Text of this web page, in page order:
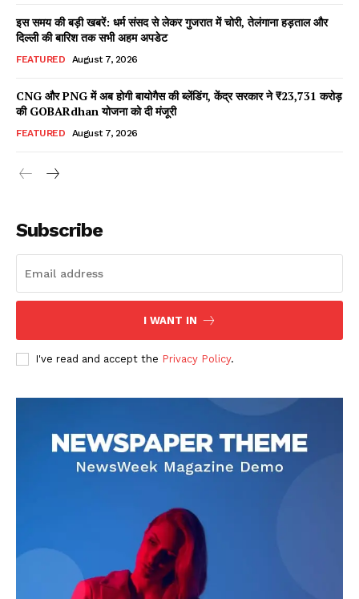
Facebook
X WhatsApp
Share
Read Latest News on AIN
DOWNLOAD NOW
AIN NEWS 1
Contact Us
About Us
इस समय की बड़ी खबरें: धर्म संसद से लेकर गुजरात में चोरी, तेलंगाना हड़ताल और
दिल्ली की बारिश तक सभी अहम अपडेट
FEATURED August 7, 2026
CNG और PNG में अब होगी बायोगैस की ब्लेंडिंग, केंद्र सरकार ने ₹23,731 करोड़
की GOBARdhan योजना को दी मंजूरी
FEATURED August 7, 2026
Subscribe
I WANT IN
I've read and accept the Privacy Policy.